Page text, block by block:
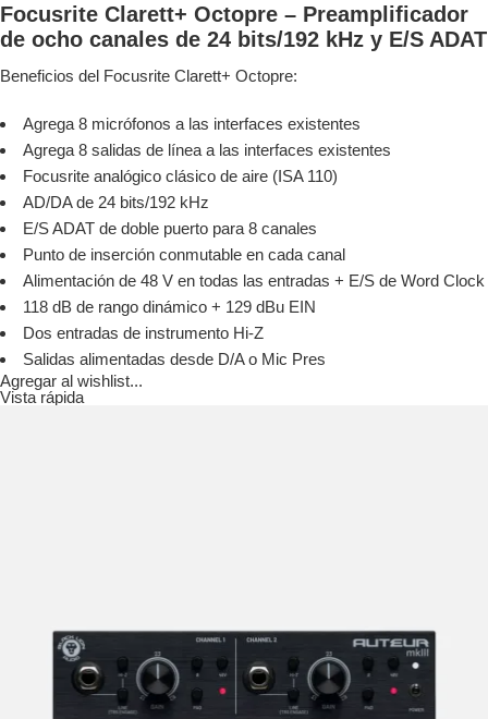
Focusrite Clarett+ Octopre – Preamplificador
de ocho canales de 24 bits/192 kHz y E/S ADAT
Beneficios del Focusrite Clarett+ Octopre:
Agrega 8 micrófonos a las interfaces existentes
Agrega 8 salidas de línea a las interfaces existentes
Focusrite analógico clásico de aire (ISA 110)
AD/DA de 24 bits/192 kHz
E/S ADAT de doble puerto para 8 canales
Punto de inserción conmutable en cada canal
Alimentación de 48 V en todas las entradas + E/S de Word Clock
118 dB de rango dinámico + 129 dBu EIN
Dos entradas de instrumento Hi-Z
Salidas alimentadas desde D/A o Mic Pres
Agregar al wishlist...
Vista rápida